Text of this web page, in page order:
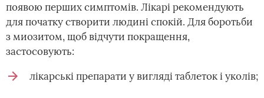
появою перших симптомів. Лікарі рекомендують
для початку створити людині спокій. Для боротьби
з миозитом, щоб відчути покращення,
застосовують:
лікарські препарати у вигляді таблеток і уколів;